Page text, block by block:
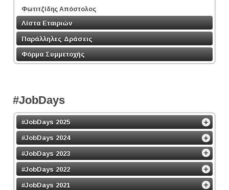
Φωτιτζίδης Απόστολος
Λίστα Εταιριών
Παράλληλες Δράσεις
Φόρμα Συμμετοχής
#JobDays
#JobDays 2025
#JobDays 2024
#JobDays 2023
#JobDays 2022
#JobDays 2021